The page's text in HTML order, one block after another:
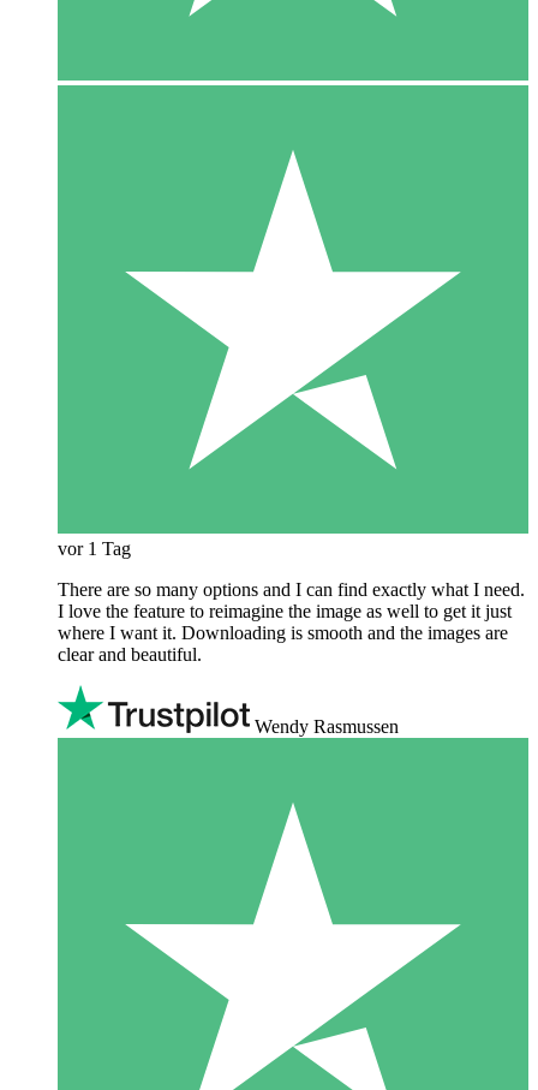
vor 1 Tag
There are so many options and I can find exactly what I need.
I love the feature to reimagine the image as well to get it just
where I want it. Downloading is smooth and the images are
clear and beautiful.
Wendy Rasmussen